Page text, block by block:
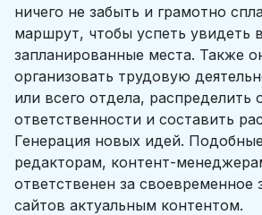
ничего не забыть и грамотно
маршрут, чтобы успеть увидеть
запланированные места. Также
организовать трудовую
или всего отдела, распределить
ответственности и составить
Генерация новых идей.
редакторам, контент-
ответственен за своевременное
сайтов актуальным контентом.